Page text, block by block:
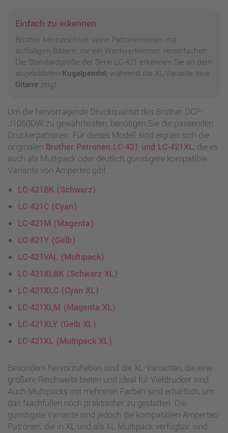
Einfach zu erkennen
Brother kennzeichnet seine Patronenserien mit
auffälligen Bildern, die ein Wiedererkennen vereinfachen.
Die Standardgröße der Serie LC-421 erkennen Sie an dem
abgebildeten Kugelpendel, während die XL-Variante eine
Gitarrezeigt.
Um die hervorragende Druckqualität des Brother DCP-
J1050DW zu gewährleisten, benötigen Sie die passenden
Druckerpatronen. Für dieses Modell sind eignen sich die
originalen Brother Patronen LC-421 und LC-421XL, die es
auch als Multipack oder deutlich günstigere kompatible
Variante von Ampertec gibt.
LC-421BK (Schwarz)
LC-421C (Cyan)
LC-421M (Magenta)
LC-421Y (Gelb)
LC-421VAL (Multipack)
LC-421XLBK (Schwarz XL)
LC-421XLC (Cyan XL)
LC-421XLM (Magenta XL)
LC-421XLY (Gelb XL)
LC-421XL (Multipack XL)
Besonders hervorzuheben sind die XL-Varianten, die eine
größere Reichweite bieten und ideal für Vieldrucker sind.
Auch Multipacks mit mehreren Farben sind erhältlich, um
das Nachfüllen noch praktischer zu gestalten. Die
günstigste Variante sind jedoch die kompatiblen Ampertec-
Patronen, die in XL und als XL Multipack verfügbar sind.